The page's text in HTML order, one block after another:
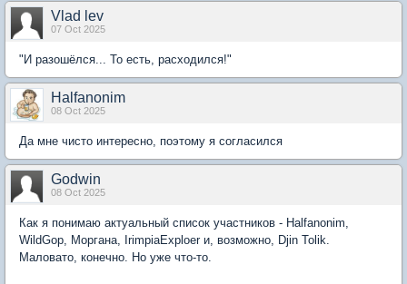
Vlad lev
07 Oct 2025
"И разошёлся... То есть, расходился!"
Halfanonim
08 Oct 2025
Да мне чисто интересно, поэтому я согласился
Godwin
08 Oct 2025
Как я понимаю актуальный список участников - Halfanonim,
WildGop, Моргана, IrimpiaExploer и, возможно, Djin Tolik.
Маловато, конечно. Но уже что-то.